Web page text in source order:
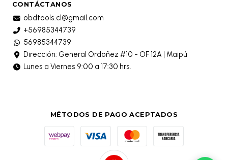
CONTÁCTANOS
obdtools.cl@gmail.com
+56985344739
56985344739
Dirección: General Ordoñez #10 - OF 12A | Maipú
Lunes a Viernes 9:00 a 17:30 hrs.
MÉTODOS DE PAGO ACEPTADOS